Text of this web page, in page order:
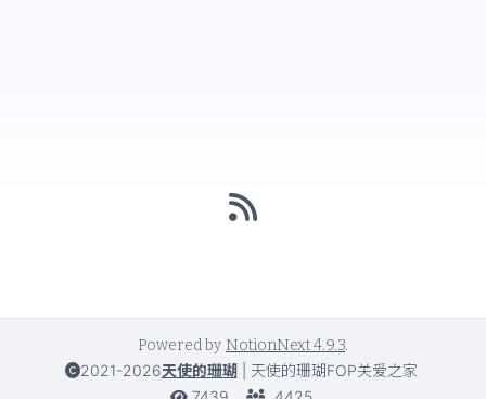
Powered by NotionNext4.9.3.
2021-2026天使的珊瑚
天使的珊瑚FOP关爱之家